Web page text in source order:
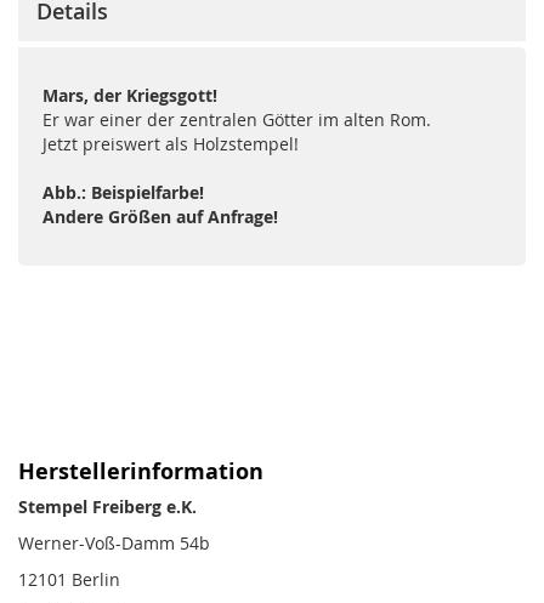
Details
Mars, der Kriegsgott!
Er war einer der zentralen Götter im alten Rom.
Jetzt preiswert als Holzstempel!
Abb.: Beispielfarbe!
Andere Größen auf Anfrage!
Herstellerinformation
Stempel Freiberg e.K.
Werner-Voß-Damm 54b
12101 Berlin